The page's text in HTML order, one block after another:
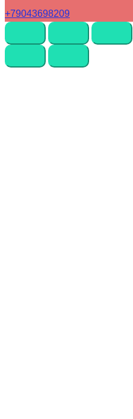
+79043698209